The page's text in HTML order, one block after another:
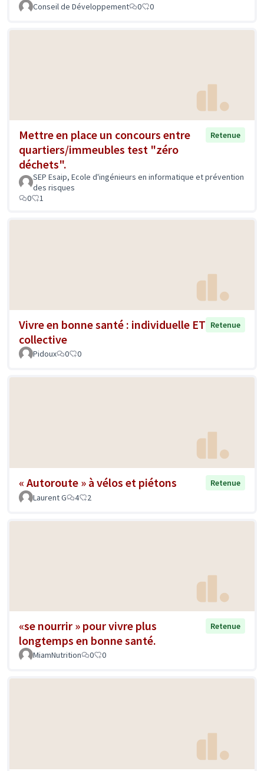
Conseil de Développement 0 0
Mettre en place un concours entre
quartiers/immeubles test "zéro
déchets".
Retenue
SEP Esaip, Ecole d'ingénieurs en informatique et prévention
des risques
0
1
Vivre en bonne santé : individuelle ET
collective
Retenue
Pidoux 0 0
« Autoroute » à vélos et piétons
Retenue
Laurent G
4 2
«se nourrir » pour vivre plus
longtemps en bonne santé.
Retenue
MiamNutrition 0 0